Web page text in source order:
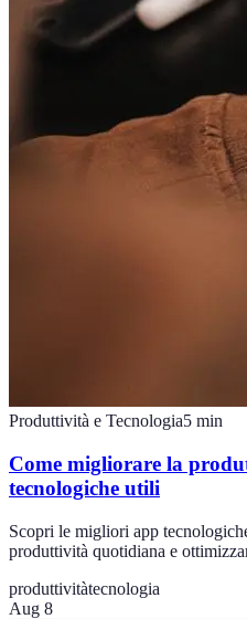
Produttività e Tecnologia5 min
Come migliorare la
tecnologiche utili
Scopri le migliori app
produttività quotidiana e
produttivitàtecnologia
Aug 8